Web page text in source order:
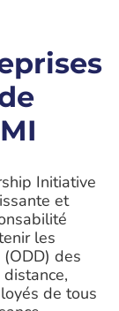
Initiative
et
les
des
de tous